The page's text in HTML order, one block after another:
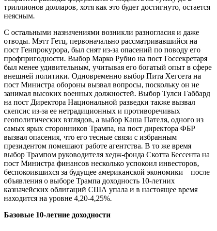
триллионов долларов, хотя как это будет достигнуто, остается
неясным.
С остальными назначениями возникли разногласия и даже
отводы. Мэтт Гетц, первоначально рассматривавшийся на
пост Генпрокурора, был снят из-за опасений по поводу его
профпригодности. Выбор Марко Рубио на пост Госсекретаря
был менее удивительным, учитывая его богатый опыт в сфере
внешней политики. Одновременно выбор Пита Хегсета на
пост Министра обороны вызвал вопросы, поскольку он не
занимал высоких военных должностей. Выбор Тулси Габбард
на пост Директора Национальной разведки также вызвал
скепсис из-за ее нетрадиционных и противоречивых
геополитических взглядов, а выбор Каша Пателя, одного из
самых ярых сторонников Трампа, на пост директора ФБР
вызвал опасения, что его тесные связи с избранным
президентом помешают работе агентства. В то же время
выбор Трампом руководителя хедж-фонда Скотта Бессента на
пост Министра финансов несколько успокоил инвесторов,
беспокоившихся за будущее американской экономики – после
объявления о выборе Трампа доходность 10-летних
казначейских облигаций США упала и в настоящее время
находится на уровне 4,20-4,25%.
Базовые 10-летние доходности